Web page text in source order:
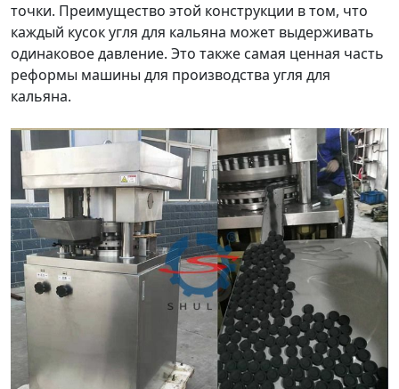
точки. Преимущество этой конструкции в том, что
каждый кусок угля для кальяна может выдерживать
одинаковое давление. Это также самая ценная часть
реформы машины для производства угля для
кальяна.